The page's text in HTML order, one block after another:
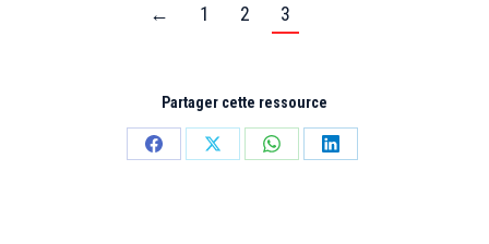
← 1 2 3
Partager cette ressource
PartagerPartagerPartagerPartager